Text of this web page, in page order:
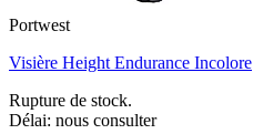
Portwest
Visière Height Endurance Incolore
Rupture de stock.
Délai: nous consulter